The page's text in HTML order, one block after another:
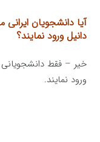
آیا دانشجویان
دانیل ورود نمایند؟
خیر – فقط
ورود نمایند.